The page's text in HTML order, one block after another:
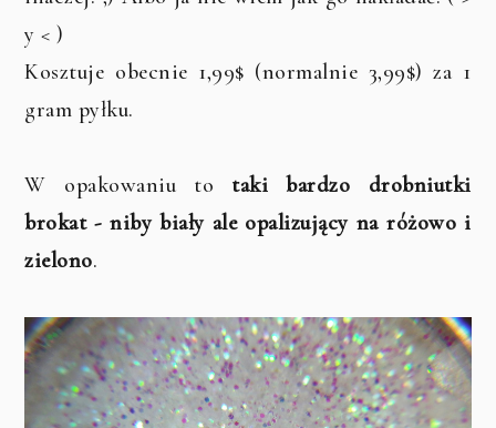
y < )
Kosztuje obecnie 1,99$ (normalnie 3,99$) za 1
gram pyłku.
W opakowaniu to taki bardzo drobniutki
brokat - niby biały ale opalizujący na różowo i
zielono.